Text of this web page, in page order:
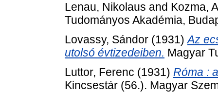
Lenau, Nikolaus and Kozma,
Tudományos Akadémia,
Lovassy, Sándor (1931)Az
utolsó évtizedeiben. Magyar
Luttor, Ferenc (1931) Róma :
Kincsestár (56.). Magyar